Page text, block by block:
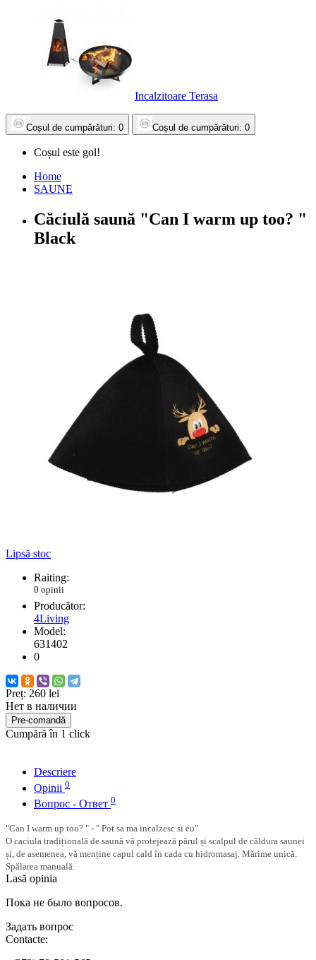
Incalzitoare Terasa
Coșul de cumpărături: 0 Coșul de cumpărături: 0
Coșul este gol!
Home
SAUNE
Căciulă saună "Can I warm up too? "
Black
Lipsă stoc
Raiting:
0 opinii
Producător:
4Living
Model:
631402
0
Preț: 260 lei
Нет в наличии
Pre-comandă
Cumpără în 1 click
Descriere
Opinii 0
Вопрос - Ответ 0
"Can I warm up too? " - " Pot sa ma incalzesc si eu"
O caciula tradițională de saună vă protejează părul și scalpul de căldura saunei
și, de asemenea, vă menține capul cald în cada cu hidromasaj. Mărime unică.
Spălarea manuală.
Lasă opinia
Пока не было вопросов.
Задать вопрос
Contacte: